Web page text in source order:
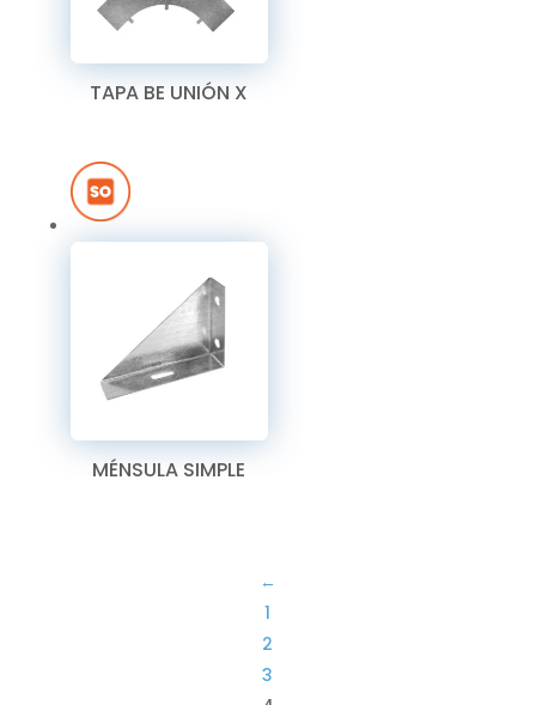
TAPA BE UNIÓN X
MÉNSULA SIMPLE
←
1
2
3